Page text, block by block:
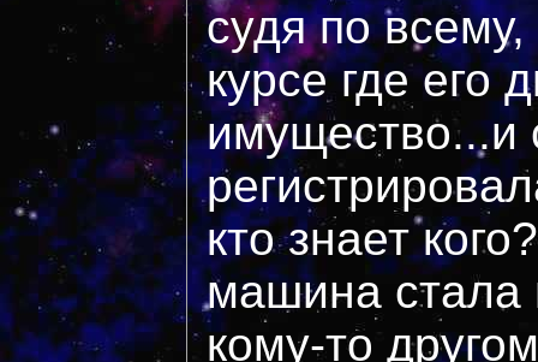
судя по
курсе где его
имущество...и
кто знает
машина стала
кому-то